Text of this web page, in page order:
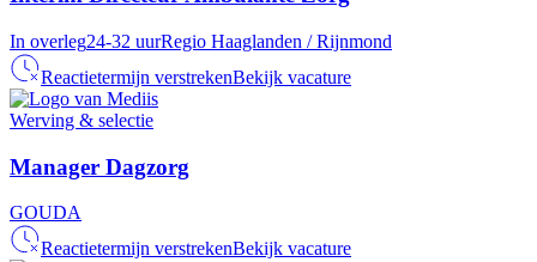
In overleg24-32 uurRegio Haaglanden / Rijnmond
Reactietermijn verstrekenBekijk vacature
Werving & selectie
Manager Dagzorg
GOUDA
Reactietermijn verstrekenBekijk vacature